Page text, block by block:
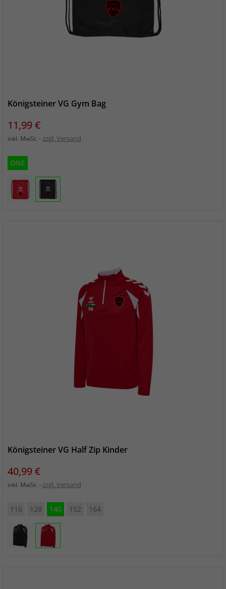
Königsteiner VG Gym Bag
Preis
11,99 €
inkl. MwSt. zzgl. Versand
ONE
Königsteiner VG Half Zip Kinder
Preis
40,99 €
inkl. MwSt. zzgl. Versand
116 128 140 152 164